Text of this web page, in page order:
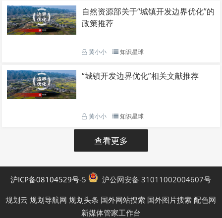
自然资源部关于“城镇开发边界优化”的
政策推荐
黄小小 知识星球
“城镇开发边界优化”相关文献推荐
黄小小 知识星球
查看更多
沪ICP备08104529号-5 沪公网安备 31011002004607号
规划云 规划导航网 规划头条 国外网站搜索 国外图片搜索 配色网
新媒体管家工作台